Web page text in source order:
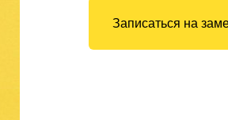
Записаться на